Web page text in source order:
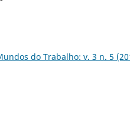
do Trabalho: v. 3 n. 5